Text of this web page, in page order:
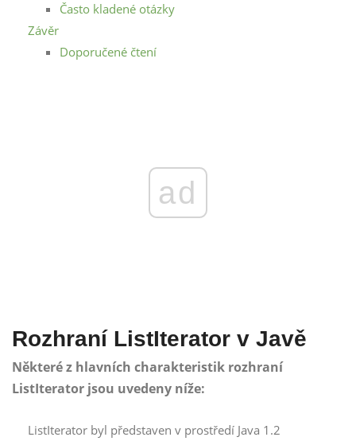
Často kladené otázky
Závěr
Doporučené čtení
ad
Rozhraní ListIterator v Javě
Některé z hlavních charakteristik rozhraní
ListIterator jsou uvedeny níže:
ListIterator byl představen v prostředí Java 1.2